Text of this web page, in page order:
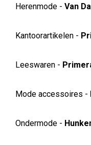
Herenmode - Van
Kantoorartikelen -
Leeswaren -
Mode accessoires -
Ondermode -